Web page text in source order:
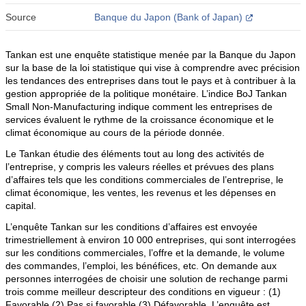
Source Banque du Japon (Bank of Japan)
Tankan est une enquête statistique menée par la Banque du Japon
sur la base de la loi statistique qui vise à comprendre avec précision
les tendances des entreprises dans tout le pays et à contribuer à la
gestion appropriée de la politique monétaire. L’indice BoJ Tankan
Small Non-Manufacturing indique comment les entreprises de
services évaluent le rythme de la croissance économique et le
climat économique au cours de la période donnée.
Le Tankan étudie des éléments tout au long des activités de
l’entreprise, y compris les valeurs réelles et prévues des plans
d’affaires tels que les conditions commerciales de l’entreprise, le
climat économique, les ventes, les revenus et les dépenses en
capital.
L’enquête Tankan sur les conditions d’affaires est envoyée
trimestriellement à environ 10 000 entreprises, qui sont interrogées
sur les conditions commerciales, l’offre et la demande, le volume
des commandes, l’emploi, les bénéfices, etc. On demande aux
personnes interrogées de choisir une solution de rechange parmi
trois comme meilleur descripteur des conditions en vigueur : (1)